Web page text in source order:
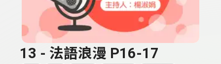
13 - 法語浪漫 P16-17